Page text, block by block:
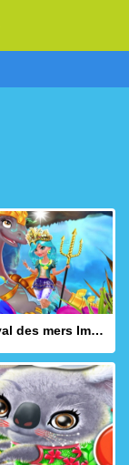
Mon Cheval des mers Imaginaire